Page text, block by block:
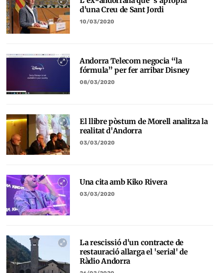
d'una Creu de Sant Jordi
10/03/2020
Andorra Telecom negocia “la
fórmula” per fer arribar Disney
08/03/2020
El llibre pòstum de Morell analitza la
realitat d'Andorra
03/03/2020
Una cita amb Kiko Rivera
03/03/2020
La rescissió d'un contracte de
restauració allarga el 'serial' de
Ràdio Andorra